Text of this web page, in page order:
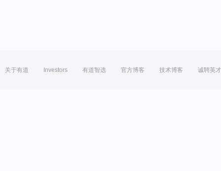
关于有道 Investors 有道智选 官方博客 技术博客 诚聘英才